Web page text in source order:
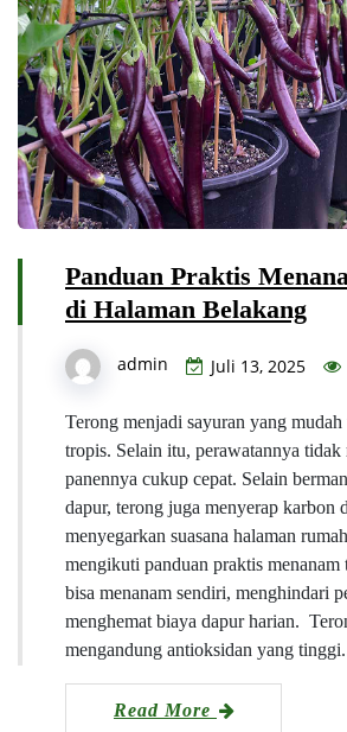
Panduan Praktis
di Halaman Belakang
admin Juli 13, 2025
Terong menjadi sayuran yang
tropis. Selain itu, perawatannya tidak
panennya cukup cepat. Selain
dapur, terong juga menyerap karbon
menyegarkan suasana halaman
mengikuti panduan praktis menanam
bisa menanam sendiri, menghindari
menghemat biaya dapur harian.
mengandung antioksidan yang
Read More